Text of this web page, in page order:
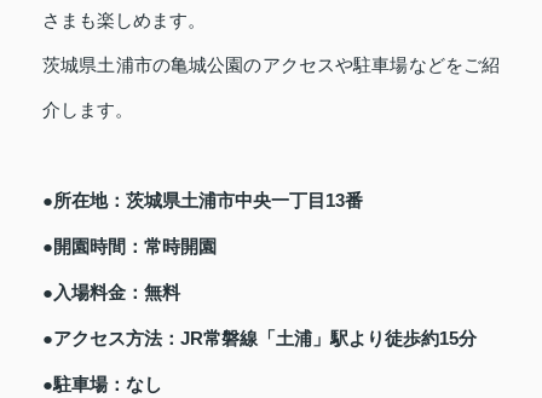
さまも楽しめます。
茨城県土浦市の亀城公園のアクセスや駐車場などをご紹
介します。
●所在地：茨城県土浦市中央一丁目13番
●開園時間：常時開園
●入場料金：無料
●アクセス方法：JR常磐線「土浦」駅より徒歩約15分
●駐車場：なし